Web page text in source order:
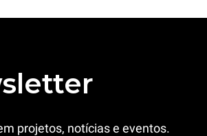
projetos, notícias e eventos.